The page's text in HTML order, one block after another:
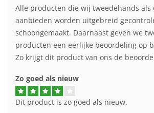
Alle producten die wij tweedehands als
aanbieden worden uitgebreid
schoongemaakt. Daarnaast geven we
producten een eerlijke beoordeling op
Zo krijgt dit product van ons de
Zo goed als nieuw
Dit product is zo goed als nieuw.